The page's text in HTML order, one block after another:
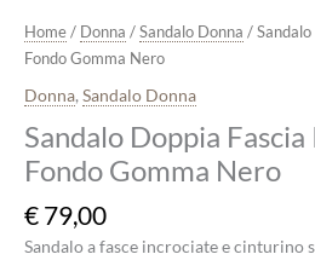
Home / Donna / Sandalo Donna /
Fondo Gomma Nero
Donna, Sandalo Donna
Sandalo Doppia
Fondo Gomma Nero
€ 79,00
Sandalo a fasce incrociate e cinturino